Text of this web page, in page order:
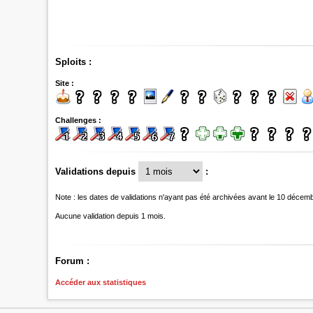
Sploits :
Site :
Challenges :
Validations depuis :
Note : les dates de validations n'ayant pas été archivées avant le 10
Aucune validation depuis 1 mois.
Forum :
Accéder aux statistiques